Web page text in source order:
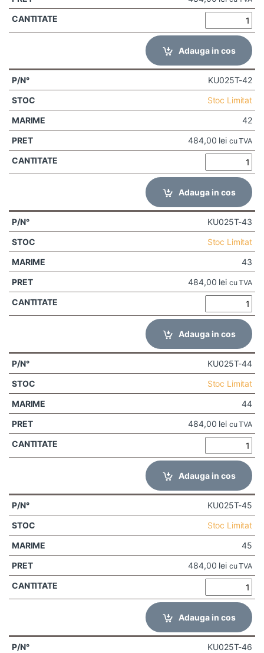
Adauga in cos
KU025T-42
Stoc Limitat
42
484,00 lei cu TVA
Adauga in cos
KU025T-43
Stoc Limitat
43
484,00 lei cu TVA
Adauga in cos
KU025T-44
Stoc Limitat
44
484,00 lei cu TVA
Adauga in cos
KU025T-45
Stoc Limitat
45
484,00 lei cu TVA
Adauga in cos
KU025T-46